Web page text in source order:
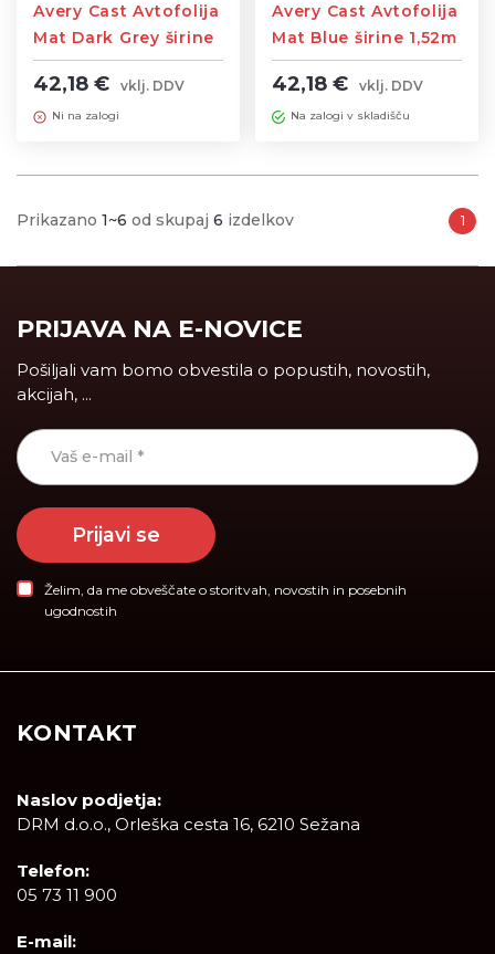
Avery Cast Avtofolija
Mat Dark Grey širine
1,52m
42,18 € vklj. DDV
Ni na zalogi
Avery Cast Avtofolija
Mat Blue širine 1,52m
42,18 € vklj. DDV
Na zalogi v skladišču
Prikazano 1~6 od skupaj 6 izdelkov 1
PRIJAVA NA E-NOVICE
Pošiljali vam bomo obvestila o popustih, novostih,
akcijah, ...
Prijavi se
Želim, da me obveščate o storitvah, novostih in posebnih
ugodnostih
KONTAKT
Naslov podjetja:
DRM d.o.o., Orleška cesta 16, 6210 Sežana
Telefon:
05 73 11 900
E-mail: